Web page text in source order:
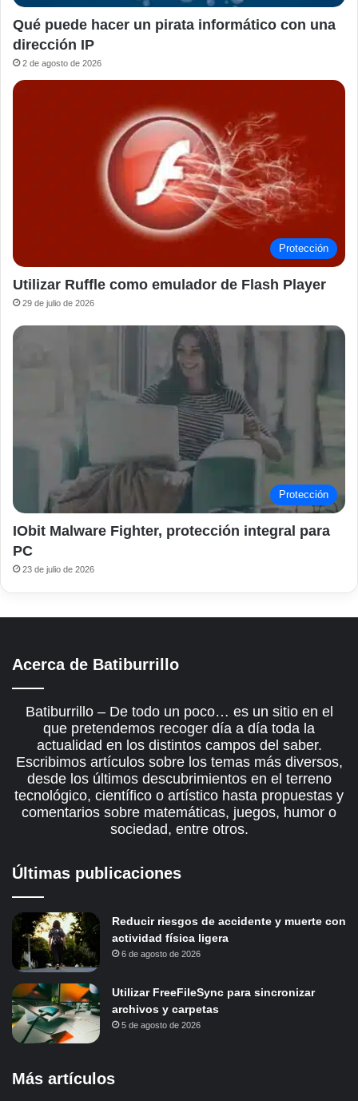
Qué puede hacer un pirata informático con una
dirección IP
2 de agosto de 2026
Protección
Utilizar Ruffle como emulador de Flash Player
29 de julio de 2026
Protección
IObit Malware Fighter, protección integral para
PC
23 de julio de 2026
Acerca de Batiburrillo
Batiburrillo – De todo un poco… es un sitio en el
que pretendemos recoger día a día toda la
actualidad en los distintos campos del saber.
Escribimos artículos sobre los temas más diversos,
desde los últimos descubrimientos en el terreno
tecnológico, científico o artístico hasta propuestas y
comentarios sobre matemáticas, juegos, humor o
sociedad, entre otros.
Últimas publicaciones
Reducir riesgos de accidente y muerte con
actividad física ligera
6 de agosto de 2026
Utilizar FreeFileSync para sincronizar
archivos y carpetas
5 de agosto de 2026
Más artículos